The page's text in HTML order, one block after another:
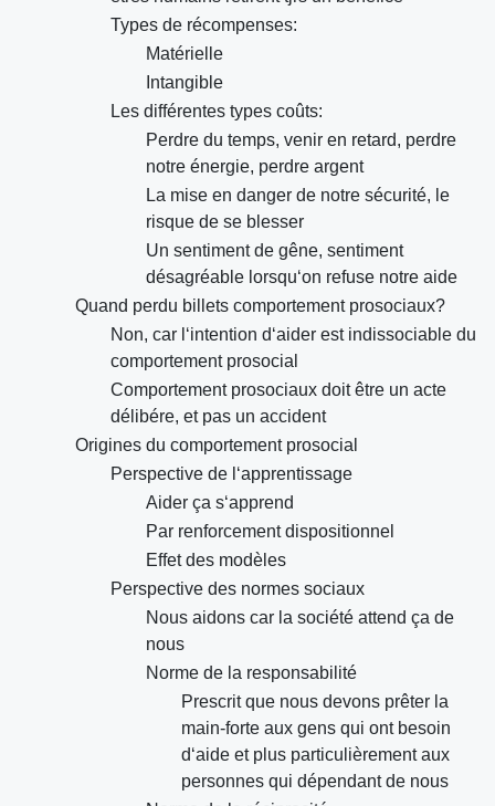
Types de récompenses:
Matérielle
Intangible
Les différentes types coûts:
Perdre du temps, venir en retard, perdre
notre énergie, perdre argent
La mise en danger de notre sécurité, le
risque de se blesser
Un sentiment de gêne, sentiment
désagréable lorsqu‘on refuse notre aide
Quand perdu billets comportement prosociaux?
Non, car l‘intention d‘aider est indissociable du
comportement prosocial
Comportement prosociaux doit être un acte
délibére, et pas un accident
Origines du comportement prosocial
Perspective de l‘apprentissage
Aider ça s‘apprend
Par renforcement dispositionnel
Effet des modèles
Perspective des normes sociaux
Nous aidons car la société attend ça de
nous
Norme de la responsabilité
Prescrit que nous devons prêter la
main-forte aux gens qui ont besoin
d‘aide et plus particulièrement aux
personnes qui dépendant de nous